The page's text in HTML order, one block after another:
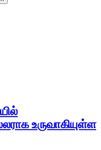
உருவாகியுள்ள